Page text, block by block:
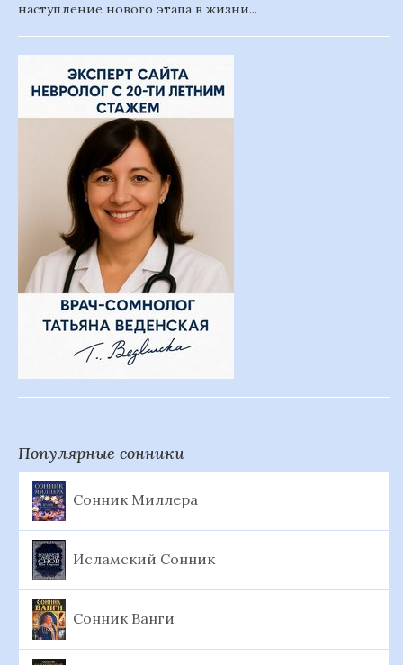
наступление нового этапа в жизни...
Популярные сонники
Сонник Миллера
Исламский Сонник
Сонник Ванги